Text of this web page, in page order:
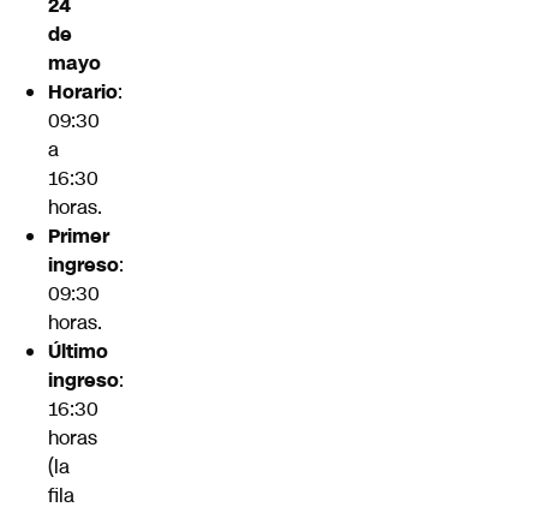
de
mayo
Horario:
09:30
a
16:30
horas.
Primer
ingreso:
09:30
horas.
Último
ingreso:
16:30
horas
(la
fila